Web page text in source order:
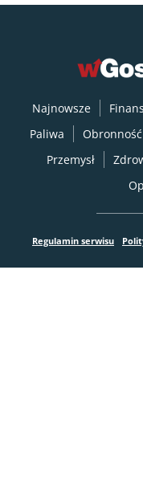
Najnowsze
Paliwa
Obronność
Przemysł
Regulamin serwisu